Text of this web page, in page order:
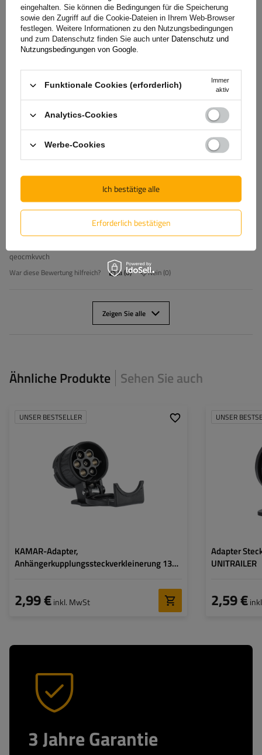
Anhängerstecker aus Metall, echt günstig, gerne wieder
2025-12-03
Bernd, Berlin
2025-06-27
Ines, Meinersen
5/5 Bewertung nicht durch Kauf bestätigt
Muchas gracias. ?Como puedo iniciar sesion?
qeocmkvvch
War diese Bewertung hilfreich? Ja 0 Nein 0
Zeigen Sie alle
Ähnliche Produkte Sehen Sie auch
UNSER BESTSELLER
KAMAR-Adapter,
Anhängerkupplungssteckverkleinerung 13/7
2,99 €inkl. MwSt
UNSER
Adapter
UNITRAILER
2,59 €
3 Jahre Garantie
eingehalten. Sie können die Bedingungen für die Speicherung
sowie den Zugriff auf die Cookie-Dateien in Ihrem Web-Browser
festlegen. Weitere Informationen zu den Nutzungsbedingungen
und zum Datenschutz finden Sie auch unter Datenschutz und
Nutzungsbedingungen von Google.
Funktionale Cookies (erforderlich)
Immer
aktiv
Analytics-Cookies
Werbe-Cookies
Erforderlich bestätigen
Ich bestätige alle